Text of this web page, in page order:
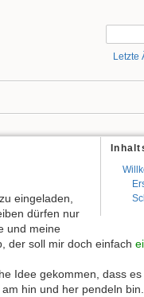
Letzte
eingeladen,
dürfen nur
und meine
der soll mir doch einfach
Idee gekommen, dass
hin und her pendeln